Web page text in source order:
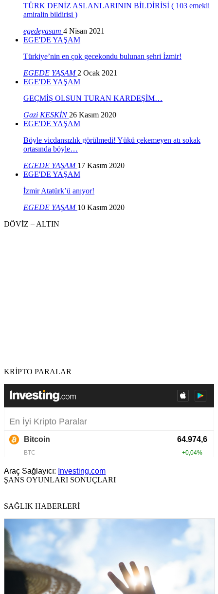
TÜRK DENİZ ASLANLARININ BİLDİRİSİ ( 103 emekli
amiralin bildirisi )
egedeyasam 4 Nisan 2021
EGE'DE YAŞAM
Türkiye’nin en çok gecekondu bulunan şehri İzmir!
EGEDE YAŞAM 2 Ocak 2021
EGE'DE YAŞAM
GEÇMİŞ OLSUN TURAN KARDEŞİM…
Gazi KESKİN 26 Kasım 2020
EGE'DE YAŞAM
Böyle vicdansızlık görülmedi! Yükü çekemeyen atı sokak
ortasında böyle…
EGEDE YAŞAM 17 Kasım 2020
EGE'DE YAŞAM
İzmir Atatürk’ü anıyor!
EGEDE YAŞAM 10 Kasım 2020
DÖVİZ – ALTIN
KRİPTO PARALAR
Araç Sağlayıcı: Investing.com
ŞANS OYUNLARI SONUÇLARI
SAĞLIK HABERLERİ